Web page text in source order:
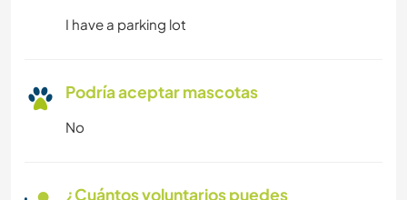
I have a parking lot
Podría aceptar mascotas
No
¿Cuántos voluntarios puedes